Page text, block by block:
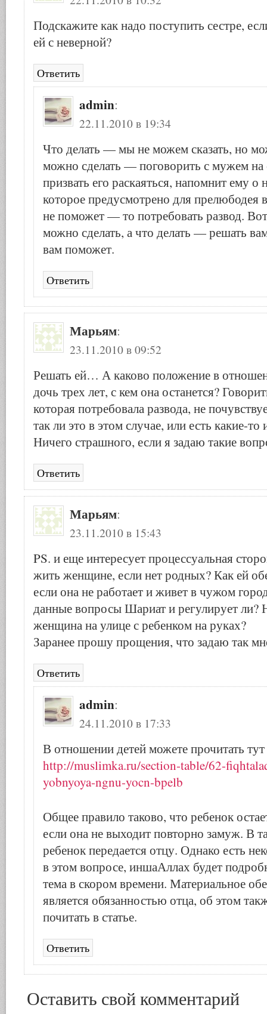
Подскажите как надо поступить сестре,
ей с неверной?
Ответить
admin:
22.11.2010 в 19:34
Что делать — мы не можем сказать, но
можно сделать — поговорить с мужем на
призвать его раскаяться, напомнит ему о
которое предусмотрено для прелюбодея
не поможет — то потребовать развод.
можно сделать, а что делать — решать
вам поможет.
Ответить
Марьям:
23.11.2010 в 09:52
Решать ей… А каково положение в
дочь трех лет, с кем она останется?
которая потребовала развода, не
так ли это в этом случае, или есть какие-
Ничего страшного, если я задаю такие
Ответить
Марьям:
23.11.2010 в 15:43
PS. и еще интересует процессуальная
жить женщине, если нет родных? Как ей
если она не работает и живет в чужом
данные вопросы Шариат и регулирует ли?
женщина на улице с ребенком на руках?
Заранее прошу прощения, что задаю так
Ответить
admin:
24.11.2010 в 17:33
В отношении детей можете прочитать
http://muslimka.ru/section-table/62-
yobnyoya-ngnu-yocn-bpelb
Общее правило таково, что ребенок
если она не выходит повторно замуж. В
ребенок передается отцу. Однако есть
в этом вопросе, иншаАллах будет
тема в скором времени. Материальное
является обязанностью отца, об этом
почитать в статье.
Ответить
Оставить свой комментарий